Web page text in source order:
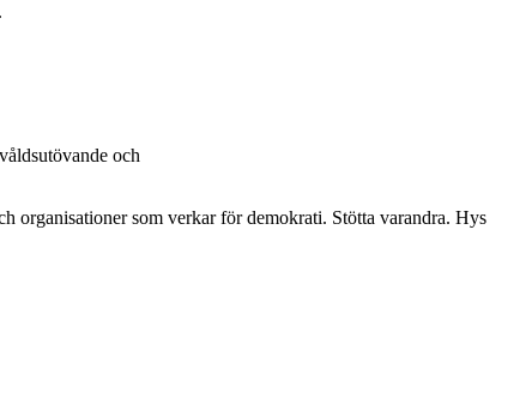
och
organisationer som verkar för demokrati. Stötta varandra. Hys